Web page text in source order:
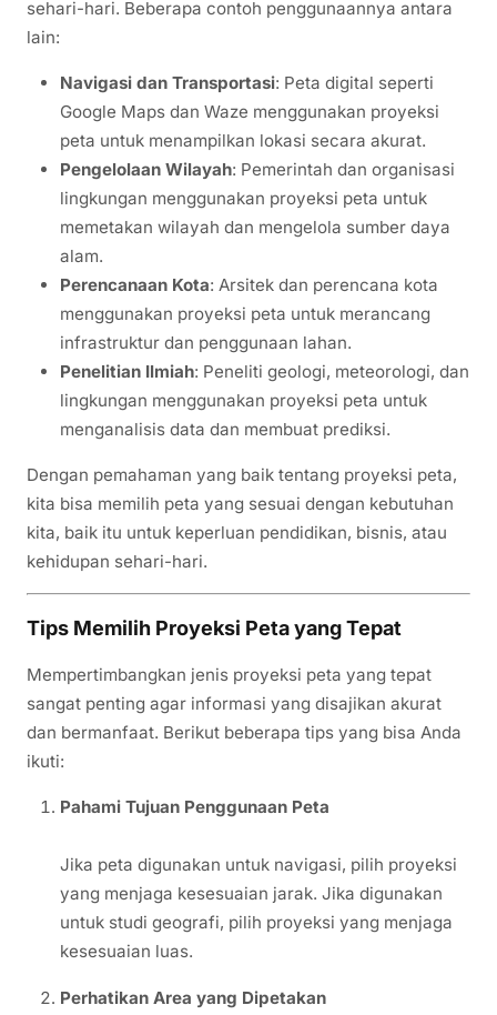
sehari-hari. Beberapa contoh penggunaannya antara
lain:
Navigasi dan Transportasi: Peta digital seperti
Google Maps dan Waze menggunakan proyeksi
peta untuk menampilkan lokasi secara akurat.
Pengelolaan Wilayah: Pemerintah dan organisasi
lingkungan menggunakan proyeksi peta untuk
memetakan wilayah dan mengelola sumber daya
alam.
Perencanaan Kota: Arsitek dan perencana kota
menggunakan proyeksi peta untuk merancang
infrastruktur dan penggunaan lahan.
Penelitian Ilmiah: Peneliti geologi, meteorologi, dan
lingkungan menggunakan proyeksi peta untuk
menganalisis data dan membuat prediksi.
Dengan pemahaman yang baik tentang proyeksi peta,
kita bisa memilih peta yang sesuai dengan kebutuhan
kita, baik itu untuk keperluan pendidikan, bisnis, atau
kehidupan sehari-hari.
Tips Memilih Proyeksi Peta yang Tepat
Mempertimbangkan jenis proyeksi peta yang tepat
sangat penting agar informasi yang disajikan akurat
dan bermanfaat. Berikut beberapa tips yang bisa Anda
ikuti:
Pahami Tujuan Penggunaan Peta
Jika peta digunakan untuk navigasi, pilih proyeksi
yang menjaga kesesuaian jarak. Jika digunakan
untuk studi geografi, pilih proyeksi yang menjaga
kesesuaian luas.
Perhatikan Area yang Dipetakan